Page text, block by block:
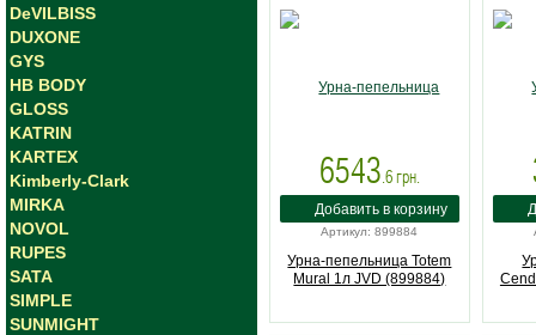
DeVILBISS
DUXONE
GYS
HB BODY
GLOSS
KATRIN
KARTEX
Kimberly-Clark
MIRKA
NOVOL
RUPES
SATA
SIMPLE
SUNMIGHT
6543 .6грн.
Артикул: 899884
Урна-пепельница Totem
Mural 1л JVD (899884)